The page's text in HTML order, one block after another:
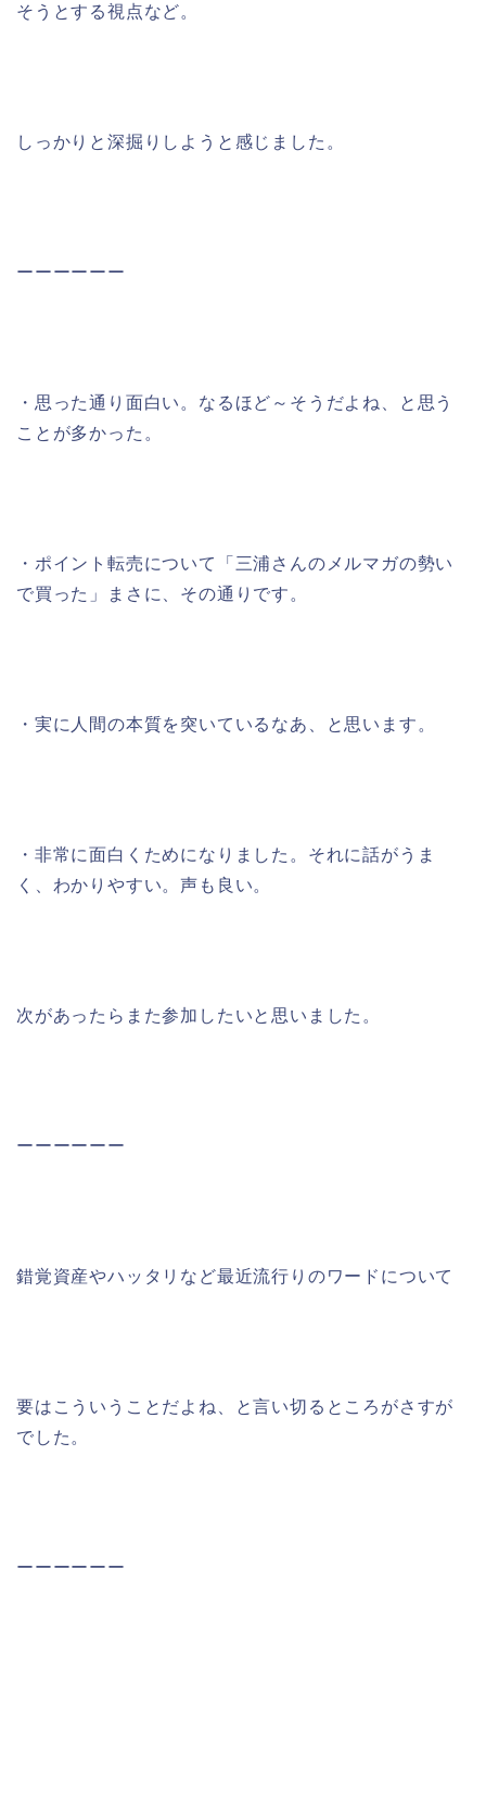
そうとする視点など。
しっかりと深掘りしようと感じました。
ーーーーーー
・思った通り面白い。なるほど～そうだよね、と思う
ことが多かった。
・ポイント転売について「三浦さんのメルマガの勢い
で買った」まさに、その通りです。
・実に人間の本質を突いているなあ、と思います。
・非常に面白くためになりました。それに話がうま
く、わかりやすい。声も良い。
次があったらまた参加したいと思いました。
ーーーーーー
錯覚資産やハッタリなど最近流行りのワードについて
要はこういうことだよね、と言い切るところがさすが
でした。
ーーーーーー